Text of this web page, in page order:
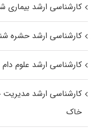
کارشناسی ارشد بیماری‌
کارشناسی ارشد حشره‌
کارشناسی ارشد علوم
کارشناسی ارشد
خاک